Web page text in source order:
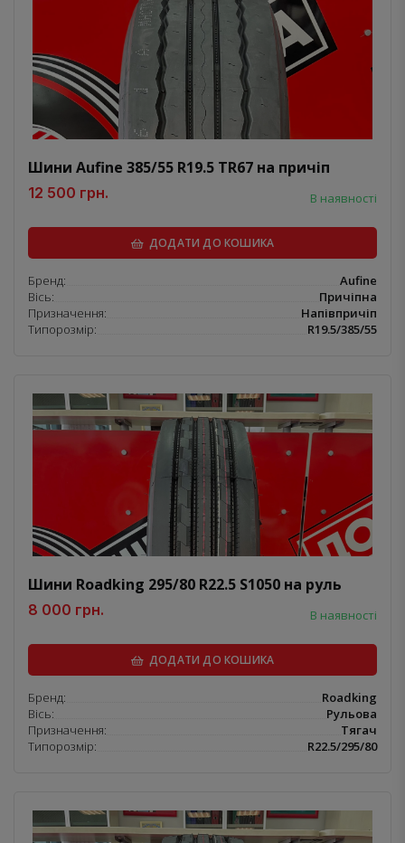
Шини Aufine 385/55 R19.5 TR67 на причіп
В наявності
12 500 грн.
ДОДАТИ ДО КОШИКА
Бренд:
Aufine
Вісь:
Причіпна
Призначення:
Напівпричіп
Типорозмір:
R19.5/385/55
Шини Roadking 295/80 R22.5 S1050 на руль
В наявності
8 000 грн.
ДОДАТИ ДО КОШИКА
Бренд:
Roadking
Вісь:
Рульова
Призначення:
Тягач
Типорозмір:
R22.5/295/80